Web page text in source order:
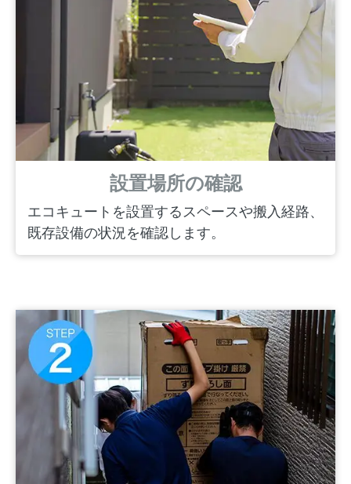
設置場所の確認
エコキュートを設置するスペースや搬入経路、
既存設備の状況を確認します。